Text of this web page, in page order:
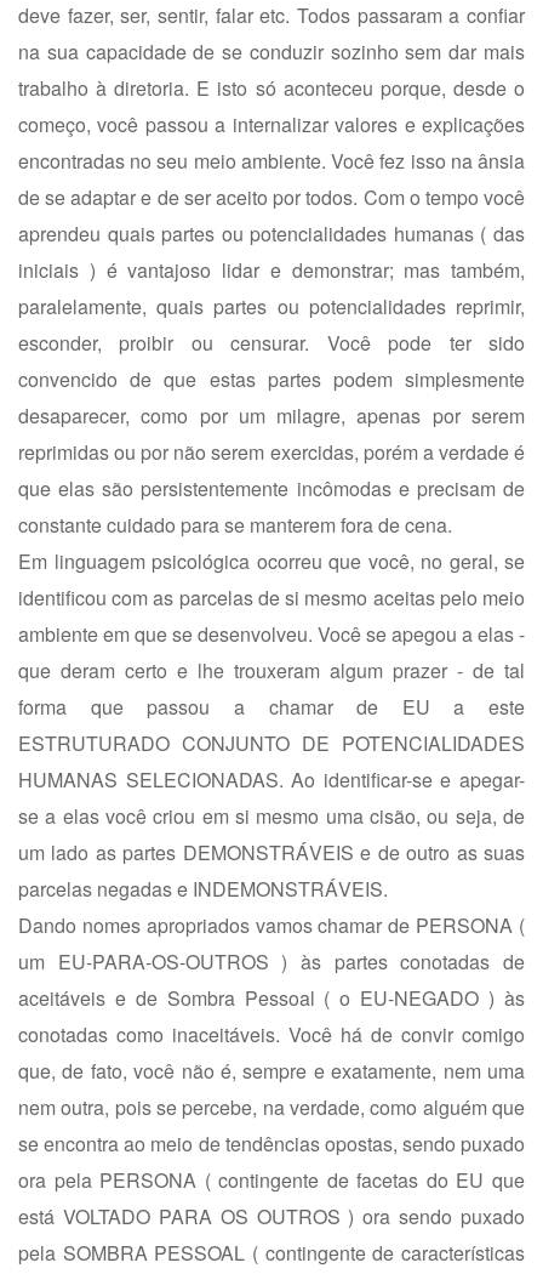
deve fazer, ser, sentir, falar etc. Todos passaram a confiar
na sua capacidade de se conduzir sozinho sem dar mais
trabalho à diretoria. E isto só aconteceu porque, desde o
começo, você passou a internalizar valores e explicações
encontradas no seu meio ambiente. Você fez isso na ânsia
de se adaptar e de ser aceito por todos. Com o tempo você
aprendeu quais partes ou potencialidades humanas ( das
iniciais ) é vantajoso lidar e demonstrar; mas também,
paralelamente, quais partes ou potencialidades reprimir,
esconder, proibir ou censurar. Você pode ter sido
convencido de que estas partes podem simplesmente
desaparecer, como por um milagre, apenas por serem
reprimidas ou por não serem exercidas, porém a verdade é
que elas são persistentemente incômodas e precisam de
constante cuidado para se manterem fora de cena.
Em linguagem psicológica ocorreu que você, no geral, se
identificou com as parcelas de si mesmo aceitas pelo meio
ambiente em que se desenvolveu. Você se apegou a elas -
que deram certo e lhe trouxeram algum prazer - de tal
forma que passou a chamar de EU a este
ESTRUTURADO CONJUNTO DE POTENCIALIDADES
HUMANAS SELECIONADAS. Ao identificar-se e apegar-
se a elas você criou em si mesmo uma cisão, ou seja, de
um lado as partes DEMONSTRÁVEIS e de outro as suas
parcelas negadas e INDEMONSTRÁVEIS.
Dando nomes apropriados vamos chamar de PERSONA (
um EU-PARA-OS-OUTROS ) às partes conotadas de
aceitáveis e de Sombra Pessoal ( o EU-NEGADO ) às
conotadas como inaceitáveis. Você há de convir comigo
que, de fato, você não é, sempre e exatamente, nem uma
nem outra, pois se percebe, na verdade, como alguém que
se encontra ao meio de tendências opostas, sendo puxado
ora pela PERSONA ( contingente de facetas do EU que
está VOLTADO PARA OS OUTROS ) ora sendo puxado
pela SOMBRA PESSOAL ( contingente de características